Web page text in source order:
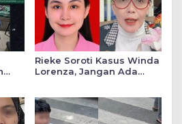
Rieke Soroti Kasus Winda
Lorenza, Jangan Ada